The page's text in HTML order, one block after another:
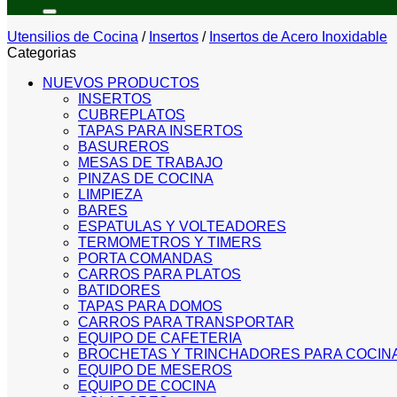
Utensilios de Cocina / Insertos / Insertos de Acero Inoxidable
Categorias
NUEVOS PRODUCTOS
INSERTOS
CUBREPLATOS
TAPAS PARA INSERTOS
BASUREROS
MESAS DE TRABAJO
PINZAS DE COCINA
LIMPIEZA
BARES
ESPATULAS Y VOLTEADORES
TERMOMETROS Y TIMERS
PORTA COMANDAS
CARROS PARA PLATOS
BATIDORES
TAPAS PARA DOMOS
CARROS PARA TRANSPORTAR
EQUIPO DE CAFETERIA
BROCHETAS Y TRINCHADORES PARA
EQUIPO DE MESEROS
EQUIPO DE COCINA